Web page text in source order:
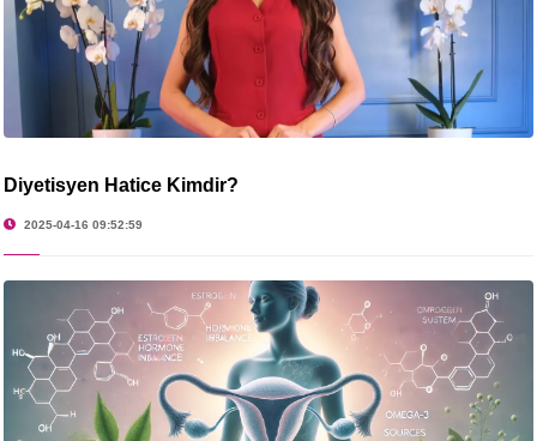
Diyetisyen Hatice Kimdir?
2025-04-16 09:52:59